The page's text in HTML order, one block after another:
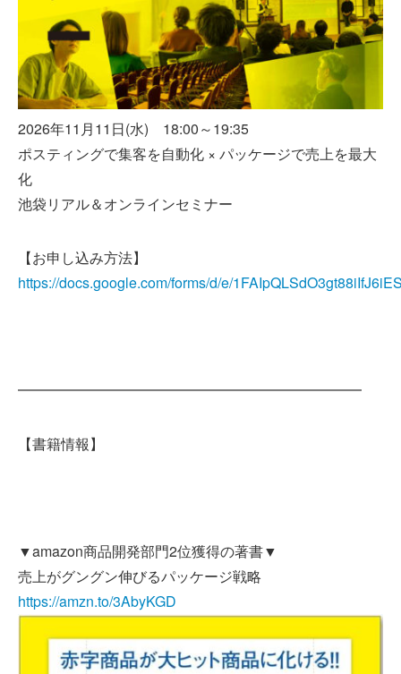
2026年11月11日(水) 18:00～19:35
ポスティングで集客を自動化 × パッケージで売上を最大
化
池袋リアル＆オンラインセミナー
【お申し込み方法】
https://docs.google.com/forms/d/e/
━━━━━━━━━━━━━━━━━━━━━━━━
【書籍情報】
▼amazon商品開発部門2位獲得の著書▼
売上がグングン伸びるパッケージ戦略
https://amzn.to/3AbyKGD